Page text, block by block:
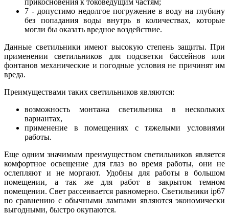
прикосновения к токоведущим частям;
7 - допустимо недолгое погружение в воду на глубину
без попадания воды внутрь в количествах, которые
могли бы оказать вредное воздействие.
Данные светильники имеют высокую степень защиты. При
применении светильников для подсветки бассейнов или
фонтанов механические и погодные условия не причинят им
вреда.
Преимуществами таких светильников являются:
возможность монтажа светильника в нескольких
вариантах,
применение в помещениях с тяжелыми условиями
работы.
Еще одним значимым преимуществом светильников является
комфортное освещение для глаз во время работы, они не
ослепляют и не моргают. Удобны для работы в большом
помещении, а так же для работ в закрытом темном
помещении. Свет рассеивается равномерно. Светильники ip67
по сравнению с обычными лампами являются экономически
выгодными, быстро окупаются.